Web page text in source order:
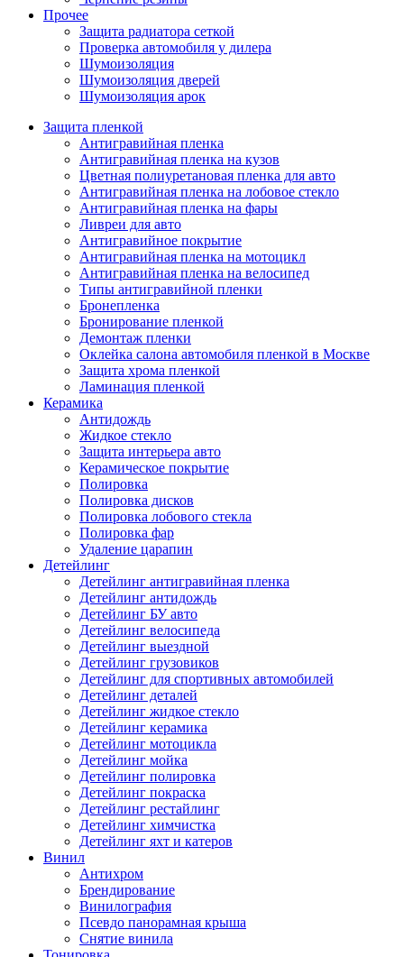
Прочее
Защита радиатора сеткой
Проверка автомобиля у дилера
Шумоизоляция
Шумоизоляция дверей
Шумоизоляция арок
Защита пленкой
Антигравийная пленка
Антигравийная пленка на кузов
Цветная полиуретановая пленка для авто
Антигравийная пленка на лобовое стекло
Антигравийная пленка на фары
Ливреи для авто
Антигравийное покрытие
Антигравийная пленка на мотоцикл
Антигравийная пленка на велосипед
Типы антигравийной пленки
Бронепленка
Бронирование пленкой
Демонтаж пленки
Оклейка салона автомобиля пленкой в Москве
Защита хрома пленкой
Ламинация пленкой
Керамика
Антидождь
Жидкое стекло
Защита интерьера авто
Керамическое покрытие
Полировка
Полировка дисков
Полировка лобового стекла
Полировка фар
Удаление царапин
Детейлинг
Детейлинг антигравийная пленка
Детейлинг антидождь
Детейлинг БУ авто
Детейлинг велосипеда
Детейлинг выездной
Детейлинг грузовиков
Детейлинг для спортивных автомобилей
Детейлинг деталей
Детейлинг жидкое стекло
Детейлинг керамика
Детейлинг мотоцикла
Детейлинг мойка
Детейлинг полировка
Детейлинг покраска
Детейлинг рестайлинг
Детейлинг химчистка
Детейлинг яхт и катеров
Винил
Антихром
Брендирование
Винилография
Псевдо панорамная крыша
Снятие винила